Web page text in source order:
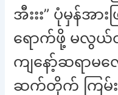
အီးးး” ပုံမှန်အာ
ရောက်ဖို့ မလွယ်
ကျနော့်ဆရာမ
ဆက်တိုက် ကြမ်း